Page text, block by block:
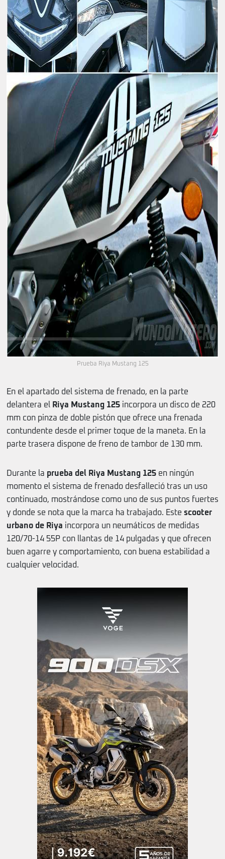
Prueba Riya Mustang 125
En el apartado del sistema de frenado, en la parte
delantera el Riya Mustang 125 incorpora un disco de 220
mm con pinza de doble pistón que ofrece una frenada
contundente desde el primer toque de la maneta. En la
parte trasera dispone de freno de tambor de 130 mm.
Durante la prueba del Riya Mustang 125 en ningún
momento el sistema de frenado desfalleció tras un uso
continuado, mostrándose como uno de sus puntos fuertes
y donde se nota que la marca ha trabajado. Este scooter
urbano de Riya incorpora un neumáticos de medidas
120/70-14 55P con llantas de 14 pulgadas y que ofrecen
buen agarre y comportamiento, con buena estabilidad a
cualquier velocidad.